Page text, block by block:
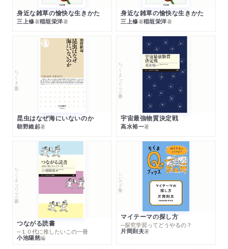
身近な雑草の愉快な生きかた
三上修著稲垣栄洋著
身近な雑草の愉快な生きかた
三上修著稲垣栄洋著
ちくま新書
昆虫はなぜ海にいないのか
朝野維起著
ちくまプリマー新書
宇宙最強物質決定戦
高水裕一著
ちくまプリマー新書
つながる読書
─１０代に推したいこの一冊
小池陽慈編
シリーズ・全集
マイテーマの探し方
─探究学習ってどうやるの？
片岡則夫著